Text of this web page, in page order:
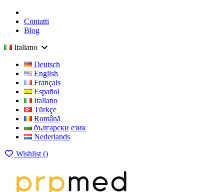
Contatti
Blog
Italiano
Deutsch
English
Français
Español
Italiano
Türkçe
Română
български език
Nederlands
Wishlist ()